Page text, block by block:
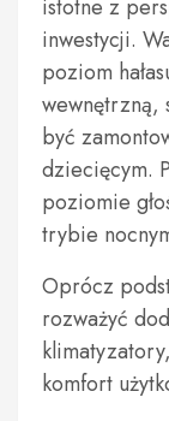
istotne z
inwestycji.
poziom
wewnętrzną,
być
dziecięcym.
poziomie
trybie
Oprócz
rozważyć
komfort